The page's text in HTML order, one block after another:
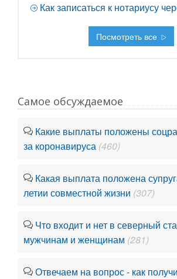
Как записаться к нотариусу
Посмотреть все
Самое обсуждаемое
Какие выплаты положены
за коронавируса (460)
Какая выплата положена
летии совместной жизни (307)
Что входит и нет в северный
мужчинам и женщинам (281)
Отвечаем на вопрос - как